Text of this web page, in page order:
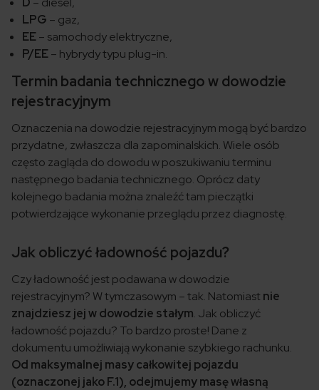
LPG – gaz,
EE– samochody elektryczne,
P/EE– hybrydy typu plug-in.
Termin badania technicznego w dowodzie
rejestracyjnym
Oznaczenia na dowodzie rejestracyjnym mogą być bardzo
przydatne, zwłaszcza dla zapominalskich. Wiele osób
często zagląda do dowodu w poszukiwaniu terminu
następnego badania technicznego. Oprócz daty
kolejnego badania można znaleźć tam pieczątki
potwierdzające wykonanie przeglądu przez diagnostę.
Jak obliczyć ładowność pojazdu?
Czy ładowność jest podawana w dowodzie
rejestracyjnym? W tymczasowym – tak. Natomiast nie
znajdziesz jej w dowodzie stałym. Jak obliczyć
ładowność pojazdu? To bardzo proste! Dane z
dokumentu umożliwiają wykonanie szybkiego rachunku.
Od maksymalnej masy całkowitej pojazdu
(oznaczonej jako F.1), odejmujemy masę własną